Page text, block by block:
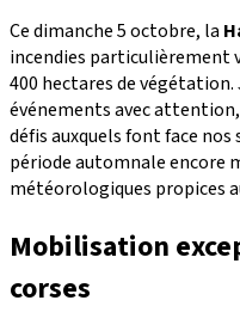
Ce dimanche 5 octobre, la
incendies particulièrement
400 hectares de végétation.
événements avec
défis auxquels font face
période automnale encore
météorologiques propices
Mobilisation
corses